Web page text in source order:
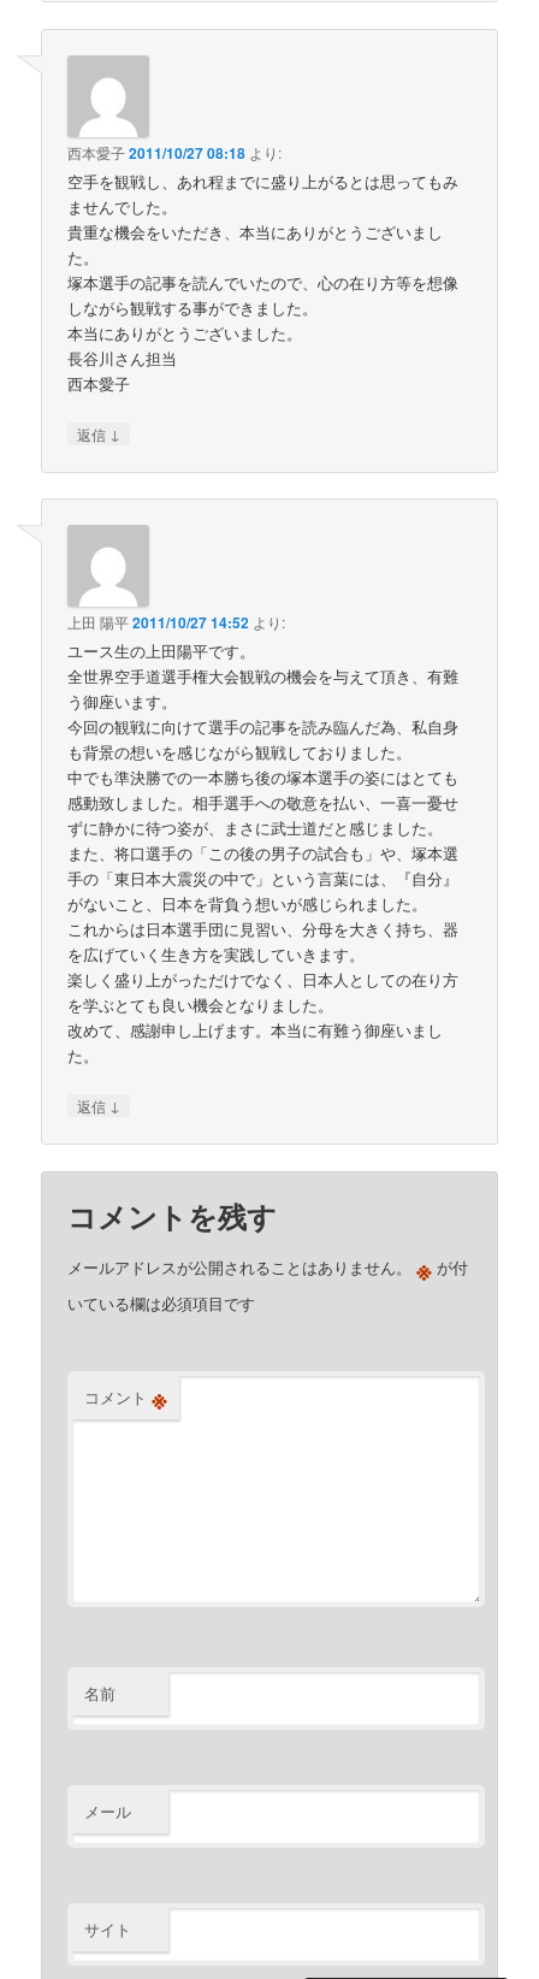
西本愛子2011/10/27 08:18 より:
空手を観戦し、あれ程までに盛り上がるとは思ってもみ
ませんでした。
貴重な機会をいただき、本当にありがとうございまし
た。
塚本選手の記事を読んでいたので、心の在り方等を想像
しながら観戦する事ができました。
本当にありがとうございました。
長谷川さん担当
西本愛子
返信 ↓
上田 陽平2011/10/27 14:52 より:
ユース生の上田陽平です。
全世界空手道選手権大会観戦の機会を与えて頂き、有難
う御座います。
今回の観戦に向けて選手の記事を読み臨んだ為、私自身
も背景の想いを感じながら観戦しておりました。
中でも準決勝での一本勝ち後の塚本選手の姿にはとても
感動致しました。相手選手への敬意を払い、一喜一憂せ
ずに静かに待つ姿が、まさに武士道だと感じました。
また、将口選手の「この後の男子の試合も」や、塚本選
手の「東日本大震災の中で」という言葉には、『自分』
がないこと、日本を背負う想いが感じられました。
これからは日本選手団に見習い、分母を大きく持ち、器
を広げていく生き方を実践していきます。
楽しく盛り上がっただけでなく、日本人としての在り方
を学ぶとても良い機会となりました。
改めて、感謝申し上げます。本当に有難う御座いまし
た。
返信 ↓
コメントを残す
メールアドレスが公開されることはありません。 ※ が付
いている欄は必須項目です
コメント ※
名前
メール
サイト